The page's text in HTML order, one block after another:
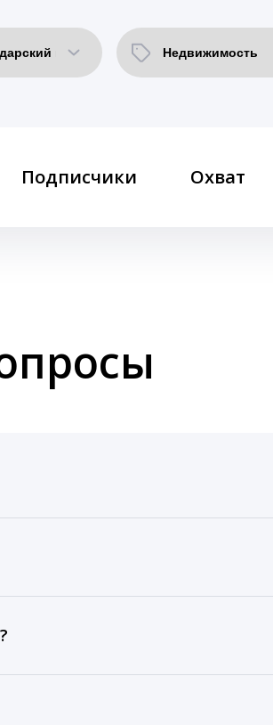
Подписчики Охват
автоматические отчеты с
сведения за 3 года, а